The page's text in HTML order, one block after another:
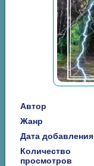
Автор
Жанр
Дата добавления
Количество
просмотров